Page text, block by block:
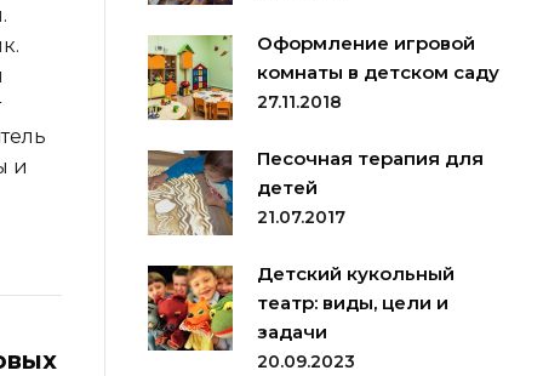
и
Оформление игровой
комнаты в детском саду
27.11.2018
Песочная терапия для
детей
21.07.2017
Детский кукольный
театр: виды, цели и
задачи
20.09.2023